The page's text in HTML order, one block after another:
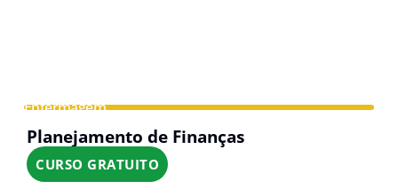
Enfermagem
Planejamento de Finanças
CURSO GRATUITO